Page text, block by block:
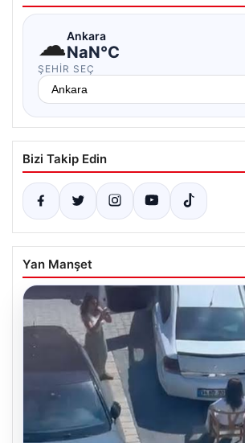
☁Ankara
NaN°C
ŞEHIR SEÇ
Bizi Takip Edin
Yan Manşet